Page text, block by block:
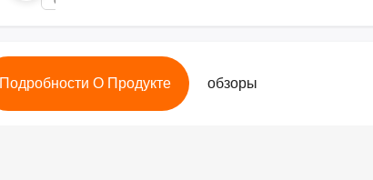
Подробности О Продукте обзоры